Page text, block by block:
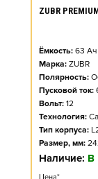
ZUBR
Ёмкость: 63 Ач
Марка: ZUBR
Полярность:
Пусковой ток:
Вольт: 12
Технология:
Тип корпуса:
Размер, мм:
Наличие: В